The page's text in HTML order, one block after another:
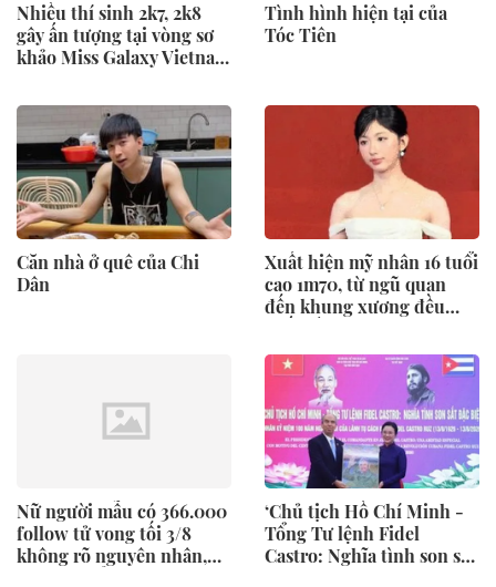
Nhiều thí sinh 2k7, 2k8
gây ấn tượng tại vòng sơ
khảo Miss Galaxy Vietnam
Tình hình hiện tại của
Tóc Tiên
Căn nhà ở quê của Chi
Dân
Xuất hiện mỹ nhân 16 tuổi
cao 1m70, từ ngũ quan
đến khung xương đều
Hoa hậu!
Nữ người mẫu có 366.000
follow tử vong tối 3/8
không rõ nguyên nhân,
‘Chủ tịch Hồ Chí Minh -
Tổng Tư lệnh Fidel
Castro: Nghĩa tình son sắt